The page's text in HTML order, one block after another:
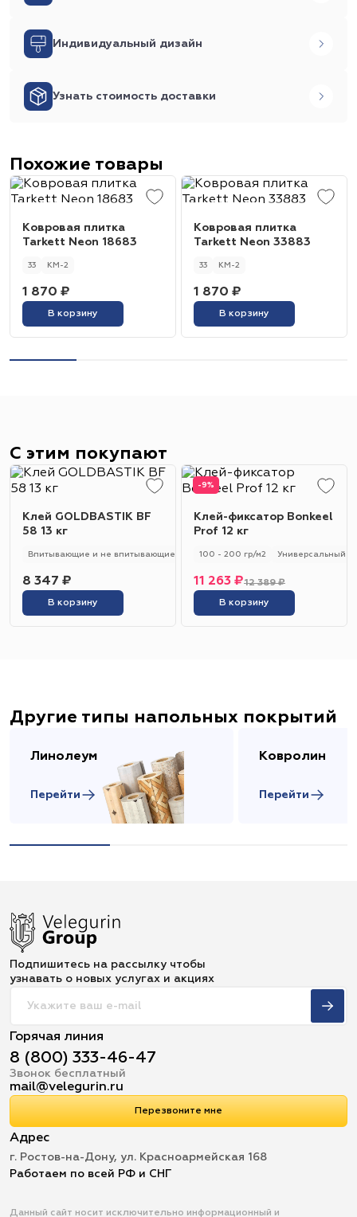
Индивидуальный дизайн
Узнать стоимость доставки
Похожие товары
Ковровая плитка
Tarkett Neon 18683
33 КМ-2
1 870 ₽
В корзину
Ковровая плитка
Tarkett Neon 33883
33 КМ-2
1 870 ₽
В корзину
С этим покупают
Клей GOLDBASTIK BF
58 13 кг
Впитывающие и не впитывающие 250 - 280 гр/м2 Универсальный
8 347 ₽
В корзину
-9%
Клей-фиксатор Bonkeel
Prof 12 кг
100 - 200 гр/м2 Универсальный
12 389 ₽
11 263 ₽
В корзину
Другие типы напольных покрытий
Линолеум
Перейти
Ковролин
Перейти
Подпишитесь на рассылку чтобы
узнавать о новых услугах и акциях
Горячая линия
8 (800) 333-46-47
Звонок бесплатный
mail@velegurin.ru
Перезвоните мне
Адрес
г. Ростов-на-Дону, ул. Красноармейская 168
Работаем по всей РФ и СНГ
Данный сайт носит исключительно информационный и